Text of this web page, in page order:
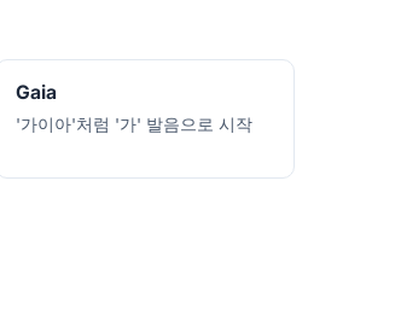
Gaia
'가이아'처럼 '가' 발음으로 시작